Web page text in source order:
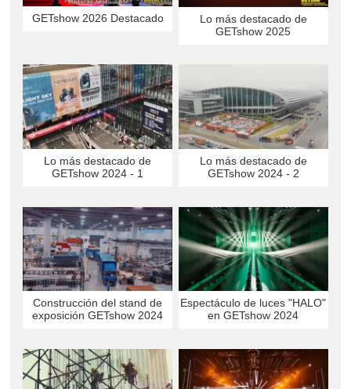
GETshow 2026 Destacado
Lo más destacado de
GETshow 2025
Lo más destacado de
GETshow 2024 - 1
Lo más destacado de
GETshow 2024 - 2
Construcción del stand de
exposición GETshow 2024
Espectáculo de luces "HALO"
en GETshow 2024